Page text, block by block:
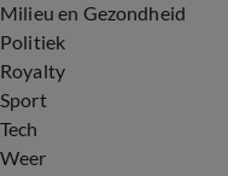
Milieu en Gezondheid
Politiek
Royalty
Sport
Tech
Weer